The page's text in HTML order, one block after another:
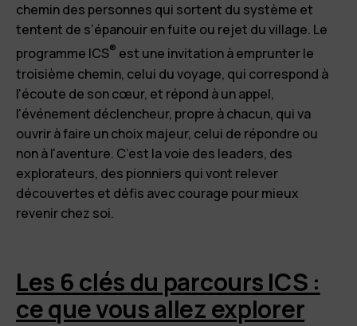
chemin des personnes qui sortent du système et
tentent de s’épanouir en fuite ou rejet du village. Le
programme ICS® est une invitation à emprunter le
troisième chemin, celui du voyage, qui correspond à
l'écoute de son cœur, et répond à un appel,
l'événement déclencheur, propre à chacun, qui va
ouvrir à faire un choix majeur, celui de répondre ou
non à l'aventure. C’est la voie des leaders, des
explorateurs, des pionniers qui vont relever
découvertes et défis avec courage pour mieux
revenir chez soi.
Les 6 clés du parcours ICS :
ce que vous allez explorer